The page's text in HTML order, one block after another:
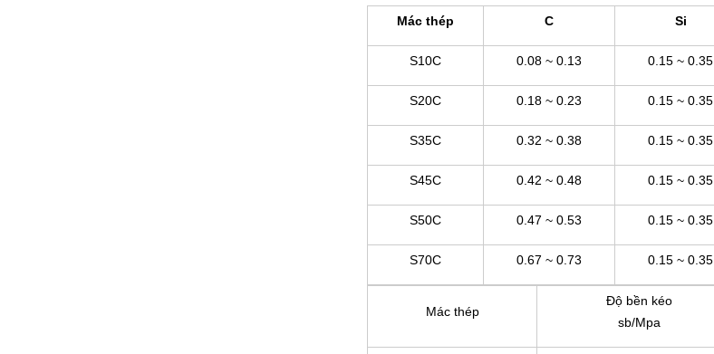
Mác thép C Si
S10C 0.08 ~ 0.13 0.15 ~ 0.35
S20C 0.18 ~ 0.23 0.15 ~ 0.35
S35C 0.32 ~ 0.38 0.15 ~ 0.35
S45C 0.42 ~ 0.48 0.15 ~ 0.35
S50C 0.47 ~ 0.53 0.15 ~ 0.35
S70C 0.67 ~ 0.73 0.15 ~ 0.35
Mác thép
Độ bền kéo
sb/Mpa